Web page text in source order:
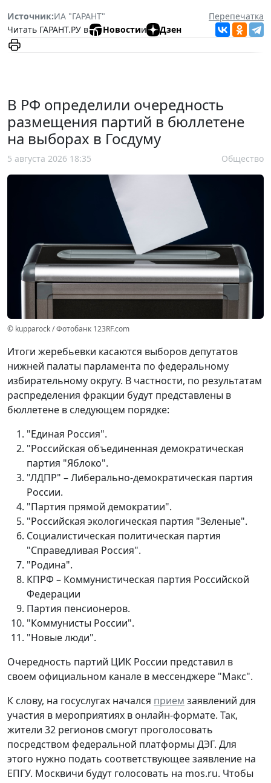
Источник:ИА "ГАРАНТ"
Перепечатка
Читать ГАРАНТ.РУ в
Новостии Дзен
В РФ определили очередность
размещения партий в бюллетене
на выборах в Госдуму
5 августа 2026 18:35 Общество
© kupparock / Фотобанк 123RF.com
Итоги жеребьевки касаются выборов депутатов
нижней палаты парламента по федеральному
избирательному округу. В частности, по результатам
распределения фракции будут представлены в
бюллетене в следующем порядке:
"Единая Россия".
"Российская объединенная демократическая
партия "Яблоко".
"ЛДПР" – Либерально-демократическая партия
России.
"Партия прямой демократии".
"Российская экологическая партия "Зеленые".
Социалистическая политическая партия
"Справедливая Россия".
"Родина".
КПРФ – Коммунистическая партия Российской
Федерации
Партия пенсионеров.
"Коммунисты России".
"Новые люди".
Очередность партий ЦИК России представил в
своем официальном канале в мессенджере "Макс".
К слову, на госуслугах начался прием заявлений для
участия в мероприятиях в онлайн-формате. Так,
жители 32 регионов смогут проголосовать
посредством федеральной платформы ДЭГ. Для
этого нужно подать соответствующее заявление на
ЕПГУ. Москвичи будут голосовать на mos.ru. Чтобы